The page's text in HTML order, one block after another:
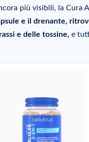
più visibili, la Cura
e il drenante,
e delle tossine, e